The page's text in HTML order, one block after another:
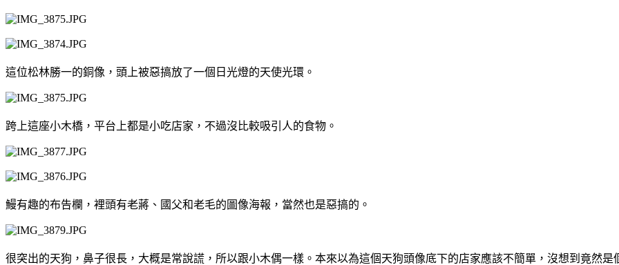
這位松林勝一的銅像，頭上被惡搞放了一個日光燈的天使光環。
跨上這座小木橋，平台上都是小吃店家，不過沒比較吸引人的食物。
鰻有趣的布告欄，裡頭有老蔣、國父和老毛的圖像海報，當然也是惡搞的。
很突出的天狗，鼻子很長，大概是常說謊，所以跟小木偶一樣。本來以為這個天狗頭像底下的店家應該不簡單，沒想到竟然是